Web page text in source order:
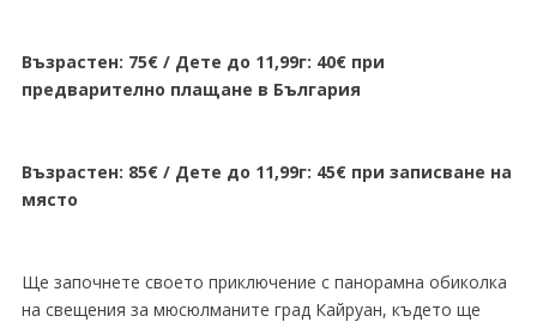
Възрастен: 75€ / Дете до 11,99г: 40€ при
предварително плащане в България
Възрастен: 85€ / Дете до 11,99г: 45€ при записване на
място
Ще започнете своето приключение с панорамна обиколка
на свещения за мюсюлманите град Кайруан, където ще